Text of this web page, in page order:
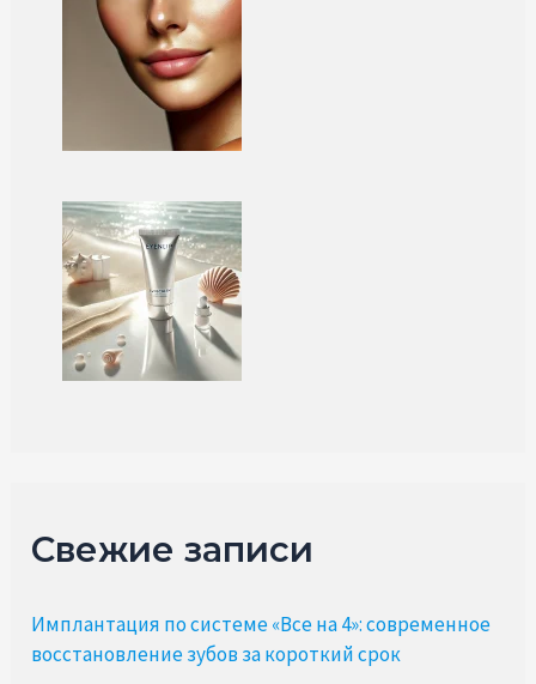
Свежие записи
Имплантация по системе «Все на 4»: современное
восстановление зубов за короткий срок